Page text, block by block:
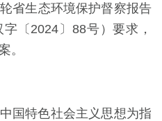
省生态环境保护督察报告
〔2024〕88号）要求，
。
国特色社会主义思想为指